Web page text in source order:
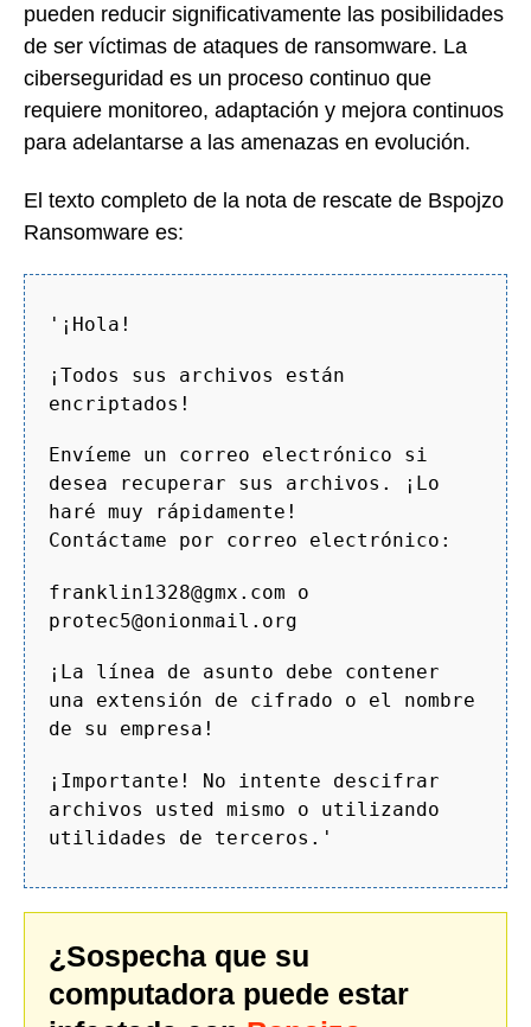
pueden reducir significativamente las posibilidades
de ser víctimas de ataques de ransomware. La
ciberseguridad es un proceso continuo que
requiere monitoreo, adaptación y mejora continuos
para adelantarse a las amenazas en evolución.
El texto completo de la nota de rescate de Bspojzo
Ransomware es:
'¡Hola!
¡Todos sus archivos están
encriptados!
Envíeme un correo electrónico si
desea recuperar sus archivos. ¡Lo
haré muy rápidamente!
Contáctame por correo electrónico:
franklin1328@gmx.com o
protec5@onionmail.org
¡La línea de asunto debe contener
una extensión de cifrado o el nombre
de su empresa!
¡Importante! No intente descifrar
archivos usted mismo o utilizando
utilidades de terceros.'
¿Sospecha que su
computadora puede estar